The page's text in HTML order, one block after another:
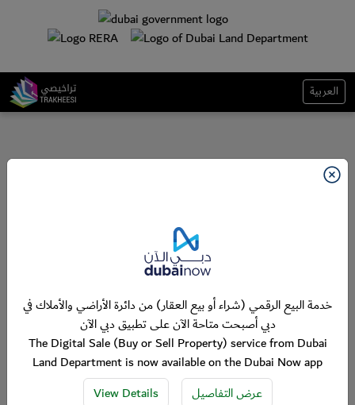
العربية
خدمة البيع الرقمي (شراء أو بيع العقار) من دائرة الأراضي والأملاك في
دبي أصبحت متاحة الآن على تطبيق دبي الآن
The Digital Sale (Buy or Sell Property) service from Dubai
Land Department is now available on the Dubai Now app
View Details
عرض التفاصيل